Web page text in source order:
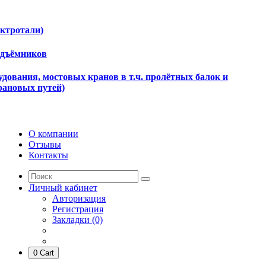
мостовых кранов в т.ч. пролётных балок и
путей)
О компании
Отзывы
Контакты
Личный кабинет
Авторизация
Регистрация
Закладки (0)
0 Cart